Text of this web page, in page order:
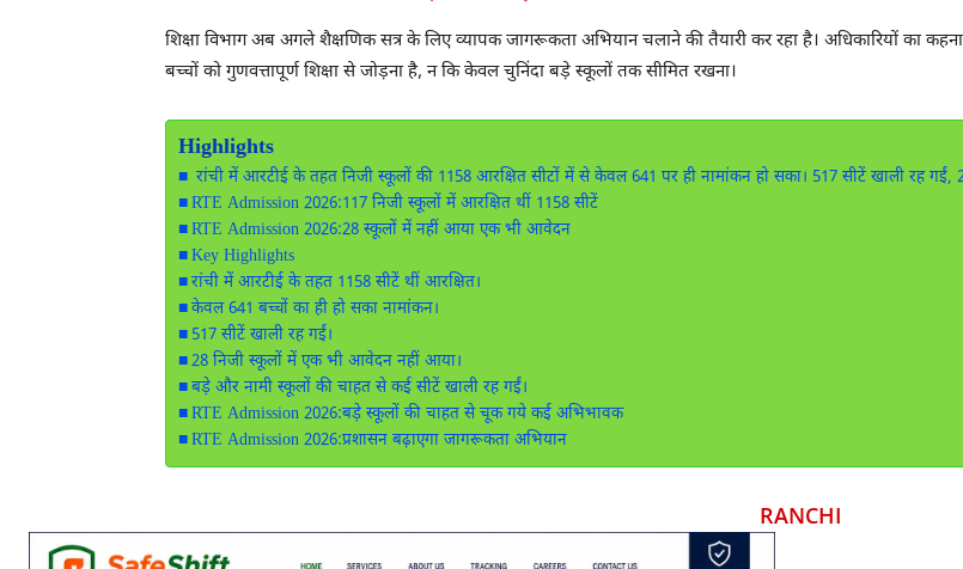
शिक्षा विभाग अब अगले शैक्षणिक सत्र के लिए व्यापक जागरूकता अभियान चलाने की तैयारी कर रहा है। अधिकारियों का
बच्चों को गुणवत्तापूर्ण शिक्षा से जोड़ना है, न कि केवल चुनिंदा बड़े स्कूलों तक सीमित रखना।
Highlights
रांची में आरटीई के तहत निजी स्कूलों की 1158 आरक्षित सीटों में से केवल 641 पर ही नामांकन हो सका। 517 सीटें खाली रह
RTE Admission 2026:117 निजी स्कूलों में आरक्षित थीं 1158 सीटें
RTE Admission 2026:28 स्कूलों में नहीं आया एक भी आवेदन
Key Highlights
रांची में आरटीई के तहत 1158 सीटें थीं आरक्षित।
केवल 641 बच्चों का ही हो सका नामांकन।
517 सीटें खाली रह गईं।
28 निजी स्कूलों में एक भी आवेदन नहीं आया।
बड़े और नामी स्कूलों की चाहत से कई सीटें खाली रह गईं।
RTE Admission 2026:बड़े स्कूलों की चाहत से चूक गये कई अभिभावक
RTE Admission 2026:प्रशासन बढ़ाएगा जागरूकता अभियान
RANCHI